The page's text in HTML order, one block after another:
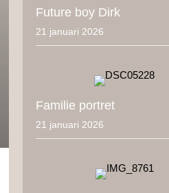
Future boy Dirk
21 januari 2026
Familie portret
21 januari 2026